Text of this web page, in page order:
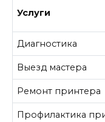
Услуги
Диагностика
Выезд мастера
Ремонт принтера
Профилактика